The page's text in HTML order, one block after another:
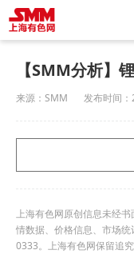
【SMM分析】
来源： SMM 发布时间：
上海有色网原创信息未经
情数据、价格信息、市场
0333。上海有色网保留追